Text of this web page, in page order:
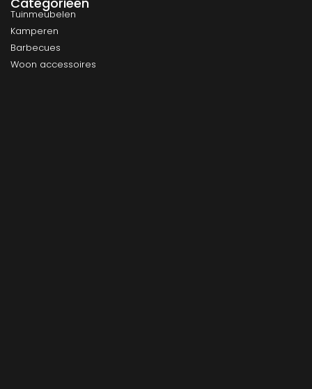
Tuinmeubelen
Kamperen
Barbecues
Woon accessoires